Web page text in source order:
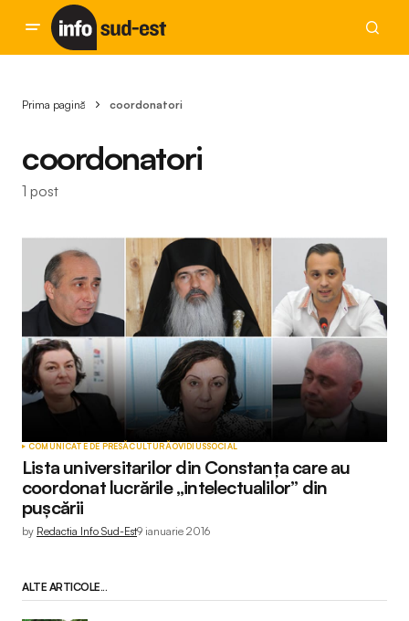
Prima pagină coordonatori
coordonatori
1 post
COMUNICATE DE PRESĂCULTURĂOVIDIUSSOCIAL
Lista universitarilor din Constanța care au
coordonat lucrările „intelectualilor” din
pușcării
by Redactia Info Sud-Est9 ianuarie 2016
ALTE ARTICOLE...